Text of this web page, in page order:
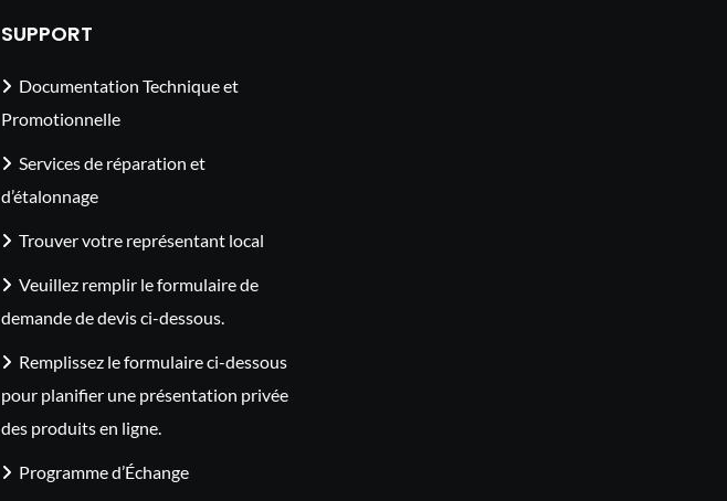
SUPPORT
Documentation Technique et
Promotionnelle
Services de réparation et
d’étalonnage
Trouver votre représentant local
Veuillez remplir le formulaire de
demande de devis ci-dessous.
Remplissez le formulaire ci-dessous
pour planifier une présentation privée
des produits en ligne.
Programme d’Échange